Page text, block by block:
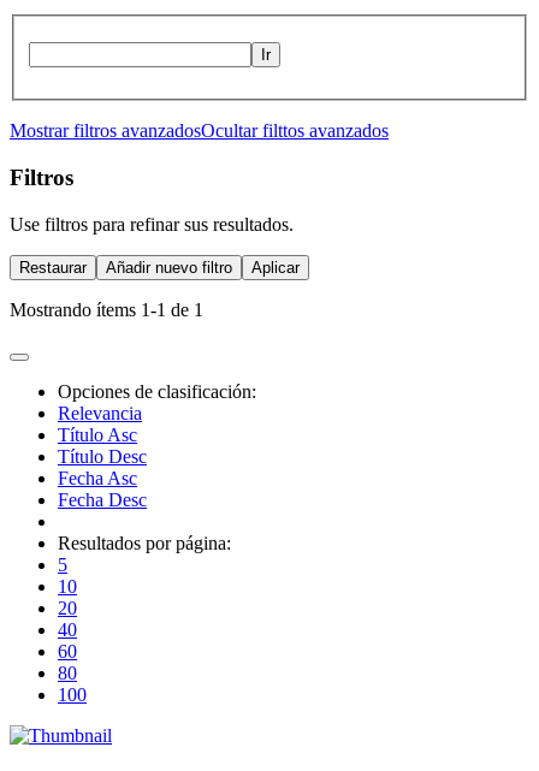
Ir
Mostrar filtros avanzadosOcultar filttos avanzados
Filtros
Use filtros para refinar sus resultados.
Restaurar Añadir nuevo filtro Aplicar
Mostrando ítems 1-1 de 1
Opciones de clasificación:
Relevancia
Título Asc
Título Desc
Fecha Asc
Fecha Desc
Resultados por página:
5
10
20
40
60
80
100